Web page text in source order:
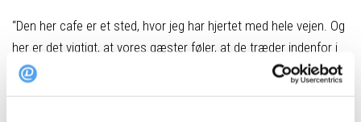
“Den her cafe er et sted, hvor jeg har hjertet med hele vejen. Og
her er det vigtigt, at vores gæster føler, at de træder indenfor i
et privat hjem fuld af varme og nærvær”, fortæller Camilla